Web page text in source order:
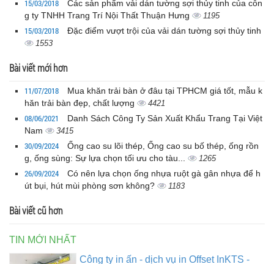
15/03/2018
Các sản phẩm vải dán tường sợi thủy tinh của côn
g ty TNHH Trang Trí Nội Thất Thuận Hưng
1195
15/03/2018 Đặc điểm vượt trội của vải dán tường sợi thủy tinh
1553
Bài viết mới hơn
11/07/2018
Mua khăn trải bàn ở đâu tại TPHCM giá tốt, mẫu k
hăn trải bàn đẹp, chất lượng
4421
08/06/2021
Danh Sách Công Ty Sản Xuất Khẩu Trang Tại Việt
Nam
3415
30/09/2024
Ống cao su lõi thép, Ống cao su bố thép, ống rồn
g, ống sùng: Sự lựa chọn tối ưu cho tàu...
1265
26/09/2024
Có nên lựa chọn ống nhựa ruột gà gân nhựa để h
út bụi, hút mùi phòng sơn không?
1183
Bài viết cũ hơn
TIN MỚI NHẤT
Công ty in ấn - dịch vụ in Offset InKTS -